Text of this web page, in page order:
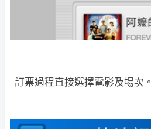
訂票過程直接選擇電影及場次。